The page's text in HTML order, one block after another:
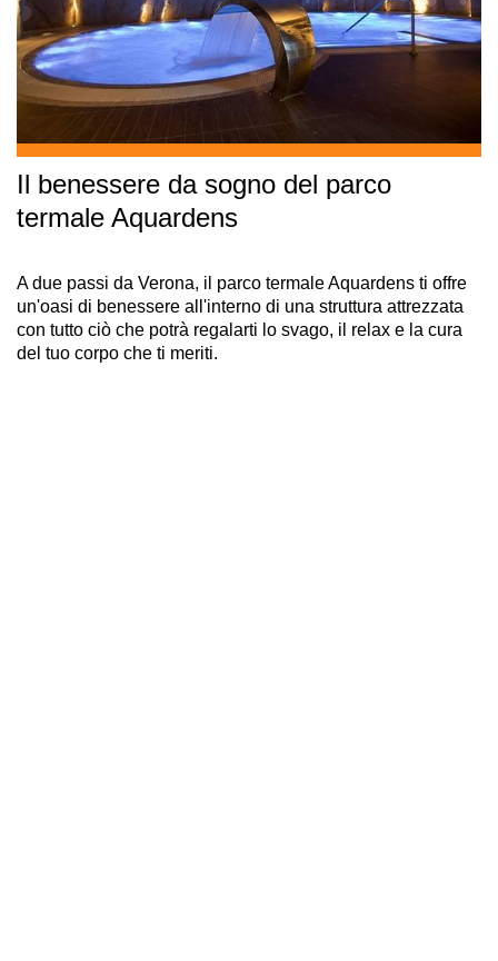
Il benessere da sogno del parco
termale Aquardens
A due passi da Verona, il parco termale Aquardens ti offre
un'oasi di benessere all'interno di una struttura attrezzata
con tutto ciò che potrà regalarti lo svago, il relax e la cura
del tuo corpo che ti meriti.